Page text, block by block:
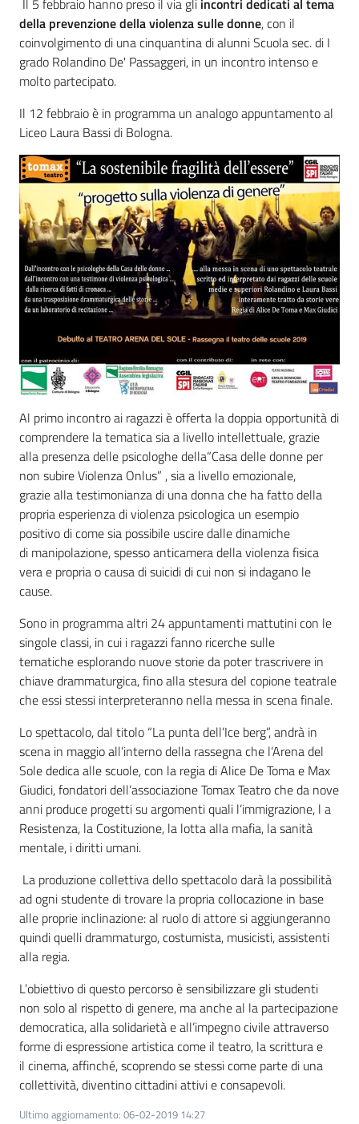
della prevenzione della violenza sulle donne, con il
coinvolgimento di una cinquantina di alunni Scuola sec. di I
grado Rolandino De' Passaggeri, in un incontro intenso e
molto partecipato.
Il 12 febbraio è in programma un analogo appuntamento al
Liceo Laura Bassi di Bologna.
Al primo incontro ai ragazzi è offerta la doppia opportunità di
comprendere la tematica sia a livello intellettuale, grazie
alla presenza delle psicologhe della“Casa delle donne per
non subire Violenza Onlus” , sia a livello emozionale,
grazie alla testimonianza di una donna che ha fatto della
propria esperienza di violenza psicologica un esempio
positivo di come sia possibile uscire dalle dinamiche
di manipolazione, spesso anticamera della violenza fisica
vera e propria o causa di suicidi di cui non si indagano le
cause.
Sono in programma altri 24 appuntamenti mattutini con le
singole classi, in cui i ragazzi fanno ricerche sulle
tematiche esplorando nuove storie da poter trascrivere in
chiave drammaturgica, fino alla stesura del copione teatrale
che essi stessi interpreteranno nella messa in scena finale.
Lo spettacolo, dal titolo “La punta dell’Ice berg”, andrà in
scena in maggio all’interno della rassegna che l’Arena del
Sole dedica alle scuole, con la regia di Alice De Toma e Max
Giudici, fondatori dell’associazione Tomax Teatro che da nove
anni produce progetti su argomenti quali l’immigrazione, l a
Resistenza, la Costituzione, la lotta alla mafia, la sanità
mentale, i diritti umani.
La produzione collettiva dello spettacolo darà la possibilità
ad ogni studente di trovare la propria collocazione in base
alle proprie inclinazione: al ruolo di attore si aggiungeranno
quindi quelli drammaturgo, costumista, musicisti, assistenti
alla regia.
L’obiettivo di questo percorso è sensibilizzare gli studenti
non solo al rispetto di genere, ma anche al la partecipazione
democratica, alla solidarietà e all’impegno civile attraverso
forme di espressione artistica come il teatro, la scrittura e
il cinema, affinché, scoprendo se stessi come parte di una
collettività, diventino cittadini attivi e consapevoli.
Ultimo aggiornamento: 06-02-2019 14:27